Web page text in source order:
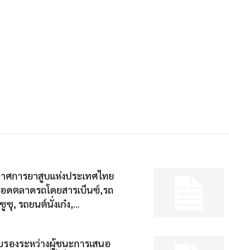
ศการยาสูบแห่งประเทศไทย
ดตลาดรถโดยสารเบ็นซ์,รถ
ซุ, รถยนต์นั่งเก๋ง,...
รองระหว่างผู้ชนะการเสนอ